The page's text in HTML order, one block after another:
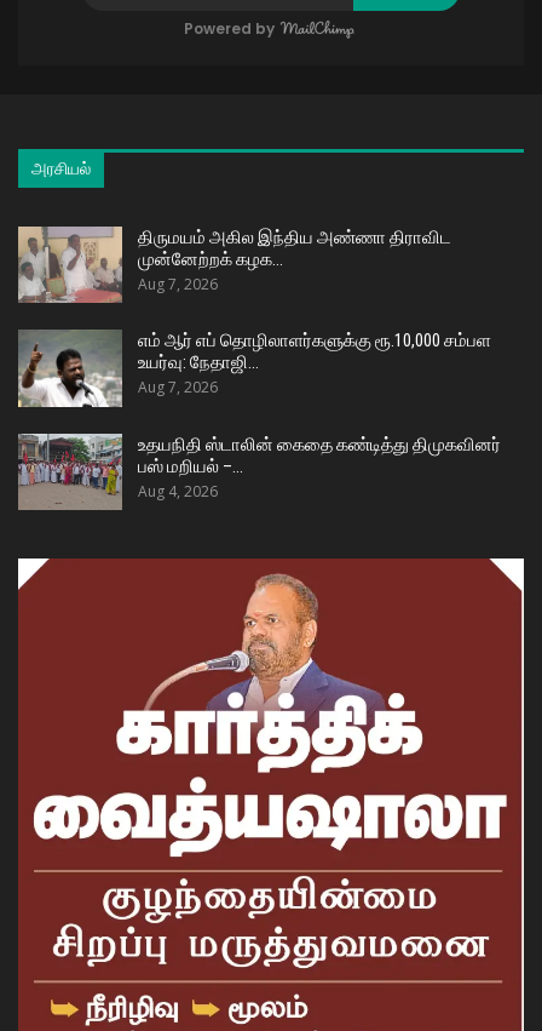
Powered by
அரசியல்
திருமயம் அகில இந்திய அண்ணா திராவிட
முன்னேற்றக் கழக…
Aug 7, 2026
எம் ஆர் எப் தொழிலாளர்களுக்கு ரூ.10,000 சம்பள
உயர்வு: நேதாஜி…
Aug 7, 2026
உதயநிதி ஸ்டாலின் கைதை கண்டித்து திமுகவினர்
பஸ் மறியல் –…
Aug 4, 2026